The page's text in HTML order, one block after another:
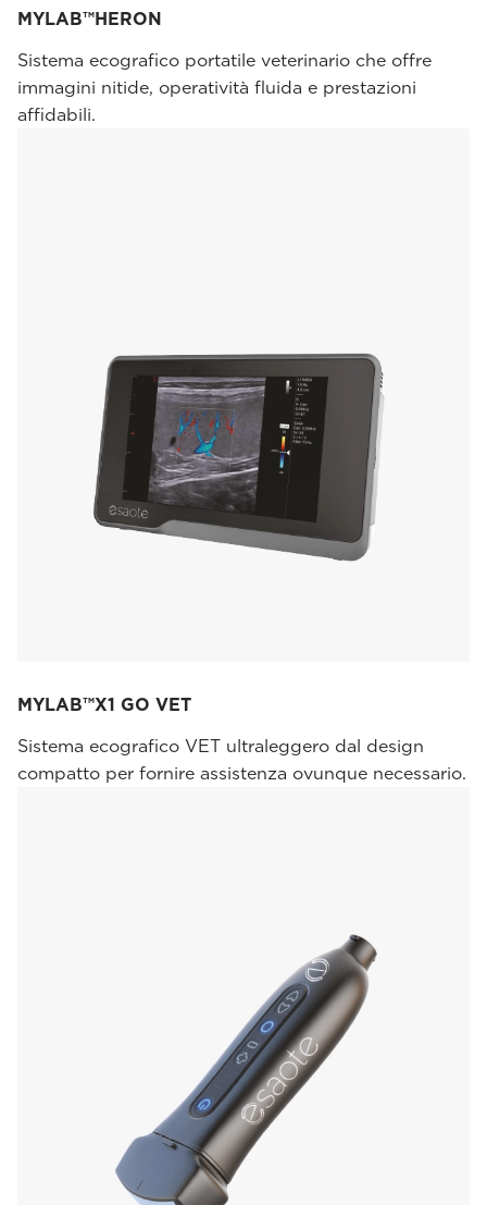
MYLAB™HERON
Sistema ecografico portatile veterinario che offre
immagini nitide, operatività fluida e prestazioni
affidabili.
MYLAB™X1 GO VET
Sistema ecografico VET ultraleggero dal design
compatto per fornire assistenza ovunque necessario.